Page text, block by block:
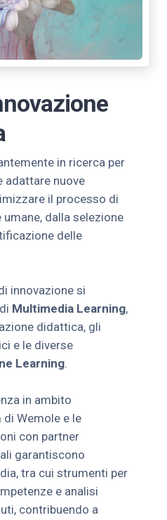
in ricerca per
adattare nuove
il processo di
dalla selezione
delle
innovazione si
Multimedia Learning,
didattica, gli
e le diverse
Learning.
in ambito
Wemole e le
con partner
garantiscono
tra cui strumenti per
e analisi
contribuendo a